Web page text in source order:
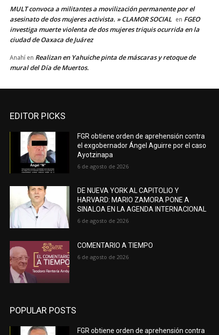
MULT convoca a militantes a movilización permanente por el
asesinato de dos mujeres activista. » CLAMOR SOCIAL en FGEO
investiga muerte violenta de dos mujeres triquis ocurrida en la
ciudad de Oaxaca de Juárez
Anahí en Realizan en Yahuiche pinta de máscaras y retoque de
mural del Día de Muertos.
EDITOR PICKS
FGR obtiene orden de aprehensión contra
el exgobernador Ángel Aguirre por el caso
Ayotzinapa
6 de agosto de 2026
DE NUEVA YORK AL CAPITOLIO Y
HARVARD: MARIO ZAMORA PONE A
SINALOA EN LA AGENDA INTERNACIONAL
6 de agosto de 2026
COMENTARIO A TIEMPO
6 de agosto de 2026
POPULAR POSTS
FGR obtiene orden de aprehensión contra